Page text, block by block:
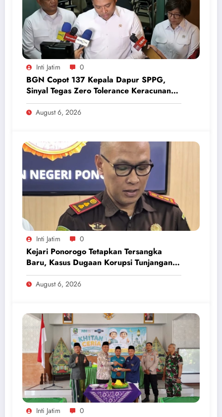
Inti Jatim 0
BGN Copot 137 Kepala Dapur SPPG,
Sinyal Tegas Zero Tolerance Keracunan
Makanan dan Korupsi
August 6, 2026
Inti Jatim 0
Kejari Ponorogo Tetapkan Tersangka
Baru, Kasus Dugaan Korupsi Tunjangan
Perumahan DPRD 2023-2026
August 6, 2026
Inti Jatim 0